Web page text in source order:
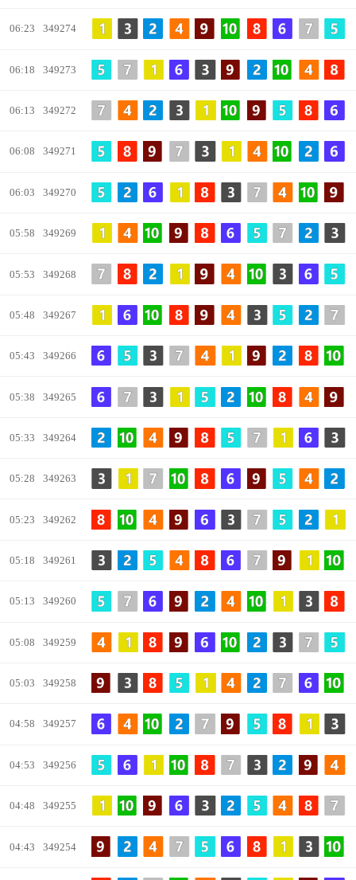
06:23 349274
06:18 349273
06:13 349272
06:08 349271
06:03 349270
05:58 349269
05:53 349268
05:48 349267
05:43 349266
05:38 349265
05:33 349264
05:28 349263
05:23 349262
05:18 349261
05:13 349260
05:08 349259
05:03 349258
04:58 349257
04:53 349256
04:48 349255
04:43 349254